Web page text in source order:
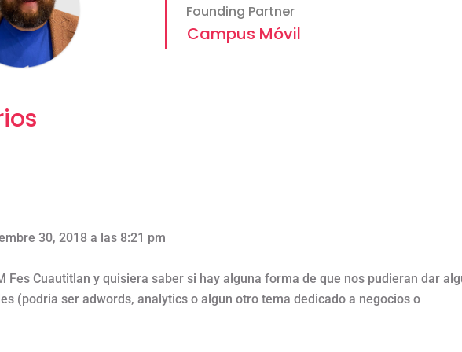
Founding Partner
Campus Móvil
30, 2018 a las 8:21 pm
Fes Cuautitlan y quisiera saber si hay alguna forma de que nos pudieran dar
(podria ser adwords, analytics o algun otro tema dedicado a negocios o